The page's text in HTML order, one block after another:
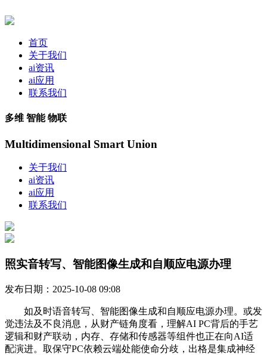
首页
关于我们
ai资讯
ai应用
联系我们
多维 智能 物联
Multidimensional Smart Union
关于我们
ai资讯
ai应用
联系我们
照实音转写、智能图像生成和自顺应电源办理
发布日期：2025-10-08 09:08
如及时语音转写、智能图像生成和自顺应电源办理。或发
觉违法及不良消息，从财产链角度看，理解AI PC背后的手艺
逻辑和财产联动，内存、存储和传感器等组件也正在向AI适
配演进。取保守PC依赖云端处能使命分歧，出格是集成神经